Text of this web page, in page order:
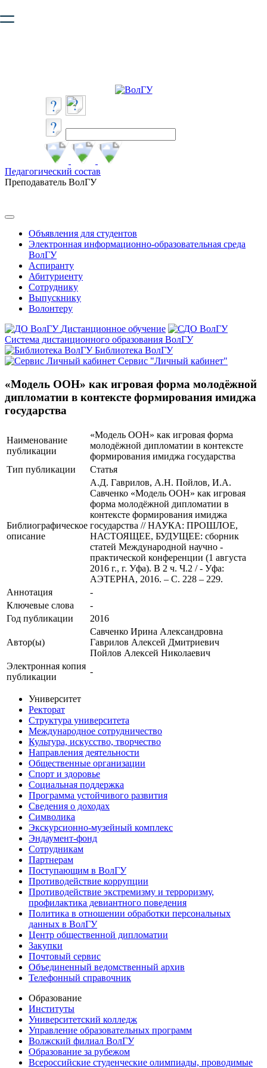
безопасную работу с сайтом. Пожалуйста
Педагогический состав
Преподаватель ВолГУ
Объявления для студентов
Электронная информационно-образовательная среда
ВолГУ
Аспиранту
Абитуриенту
Сотруднику
Выпускнику
Волонтеру
Дистанционное обучение
Система дистанционного образования ВолГУ
Библиотека ВолГУ
Сервис "Личный кабинет"
«Модель ООН» как игровая форма молодёжной
дипломатии в контексте формирования имиджа
государства
Наименование
публикации
«Модель ООН» как игровая форма
молодёжной дипломатии в контексте
формирования имиджа государства
Тип публикации
Статья
Библиографическое
описание
А.Д. Гаврилов, А.Н. Пойлов, И.А.
Савченко «Модель ООН» как игровая
форма молодёжной дипломатии в
контексте формирования имиджа
государства // НАУКА: ПРОШЛОЕ,
НАСТОЯЩЕЕ, БУДУЩЕЕ: сборник
статей Международной научно -
практической конференции (1 августа
2016 г., г. Уфа). В 2 ч. Ч.2 / - Уфа:
АЭТЕРНА, 2016. – С. 228 – 229.
Аннотация
-
Ключевые cлова
-
Год публикации
2016
Автор(ы)
Савченко Ирина Александровна
Гаврилов Алексей Дмитриевич
Пойлов Алексей Николаевич
Электронная копия
публикации
-
Университет
Ректорат
Структура университета
Международное сотрудничество
Культура, искусство, творчество
Направления деятельности
Общественные организации
Спорт и здоровье
Социальная поддержка
Программа устойчивого развития
Сведения о доходах
Символика
Экскурсионно-музейный комплекс
Эндаумент-фонд
Сотрудникам
Партнерам
Поступающим в ВолГУ
Противодействие коррупции
Противодействие экстремизму и терроризму,
профилактика девиантного поведения
Политика в отношении обработки персональных
данных в ВолГУ
Центр общественной дипломатии
Закупки
Почтовый сервис
Объединенный ведомственный архив
Телефонный справочник
Образование
Институты
Университетский колледж
Управление образовательных программ
Волжский филиал ВолГУ
Образование за рубежом
Всероссийские студенческие олимпиады, проводимые